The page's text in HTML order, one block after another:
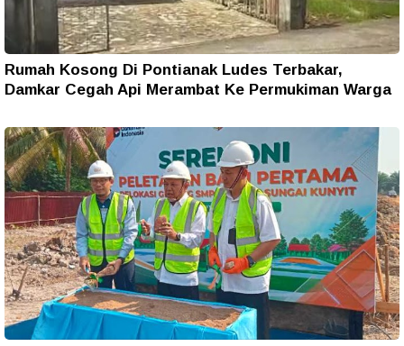
Rumah Kosong Di Pontianak Ludes Terbakar,
Damkar Cegah Api Merambat Ke Permukiman Warga